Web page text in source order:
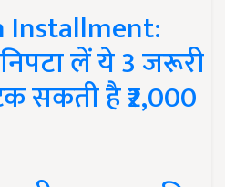
Installment:
लें ये 3 जरूरी
सकती है ₹2,000